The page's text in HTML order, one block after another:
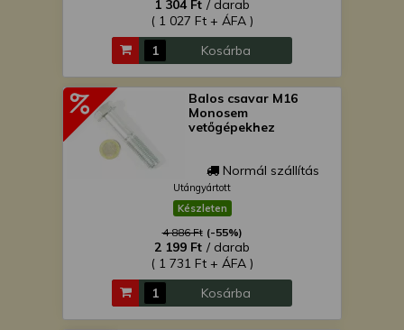
1 304 Ft / darab
( 1 027 Ft + ÁFA )
Kosárba
Balos csavar M16
Monosem
vetőgépekhez
Normál szállítás
Utángyártott
Készleten
4 886 Ft (-55%)
2 199 Ft / darab
( 1 731 Ft + ÁFA )
Kosárba